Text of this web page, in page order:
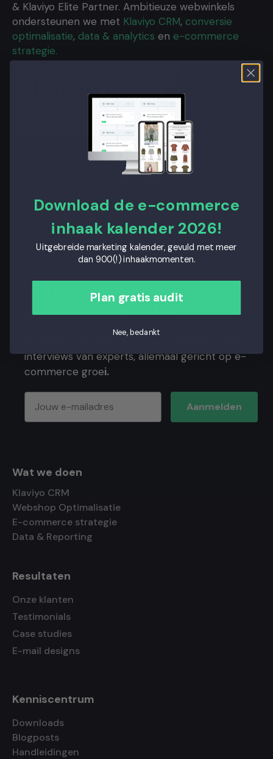
& Klaviyo Elite Partner. Ambitieuze webwinkels
ondersteunen we met Klaviyo CRM, conversie
optimalisatie, data & analytics en e-commerce
strategie.
hello@polarisgrowth.com
020 244 31 81
Een nieuwsbrief vol e-
commerce inspiratie
interviews van experts, allemaal gericht op e-
commerce groei.
Aanmelden
Wat we doen
Klaviyo CRM
Webshop Optimalisatie
E-commerce strategie
Data & Reporting
Resultaten
Onze klanten
Testimonials
Case studies
E-mail designs
Kenniscentrum
Downloads
Blogposts
Handleidingen
Download de e-commerce
inhaak kalender 2026!
Uitgebreide marketing kalender, gevuld met meer
dan 900(!) inhaakmomenten.
Plan gratis audit
Nee, bedankt